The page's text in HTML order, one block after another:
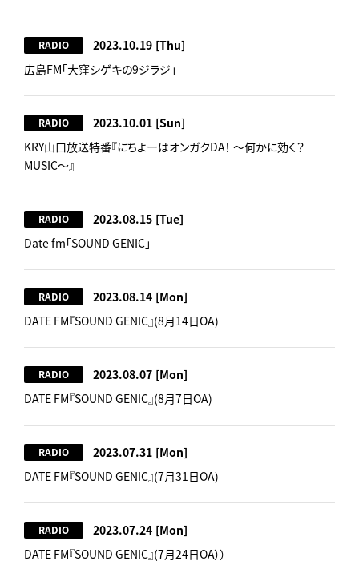
RADIO 2023.10.19 [Thu]
広島FM「大窪シゲキの9ジラジ」
RADIO 2023.10.01 [Sun]
KRY山口放送特番『にちよーはオンガクDA！ ～何かに効く？
MUSIC～』
RADIO 2023.08.15 [Tue]
Date fm「SOUND GENIC」
RADIO 2023.08.14 [Mon]
DATE FM『SOUND GENIC』(8月14日OA)
RADIO 2023.08.07 [Mon]
DATE FM『SOUND GENIC』(8月7日OA)
RADIO 2023.07.31 [Mon]
DATE FM『SOUND GENIC』(7月31日OA)
RADIO 2023.07.24 [Mon]
DATE FM『SOUND GENIC』(7月24日OA））